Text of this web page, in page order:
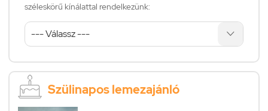
széleskörű kínálattal rendelkezünk:
Szülinapos lemezajánló